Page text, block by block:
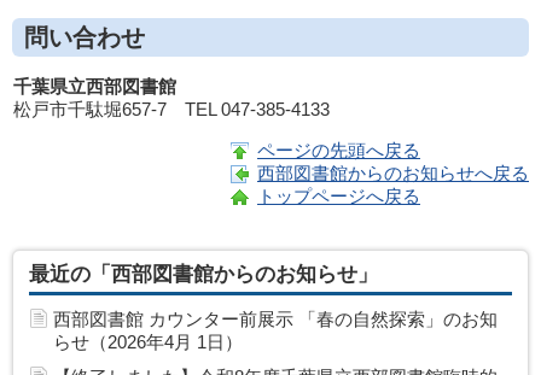
問い合わせ
千葉県立西部図書館
松戸市千駄堀657-7 TEL 047-385-4133
ページの先頭へ戻る
西部図書館からのお知らせへ戻る
トップページへ戻る
最近の「西部図書館からのお知らせ」
西部図書館 カウンター前展示 「春の自然探索」のお知
らせ（2026年4月 1日）